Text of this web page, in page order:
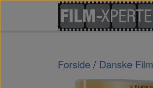
Forside Danske Film